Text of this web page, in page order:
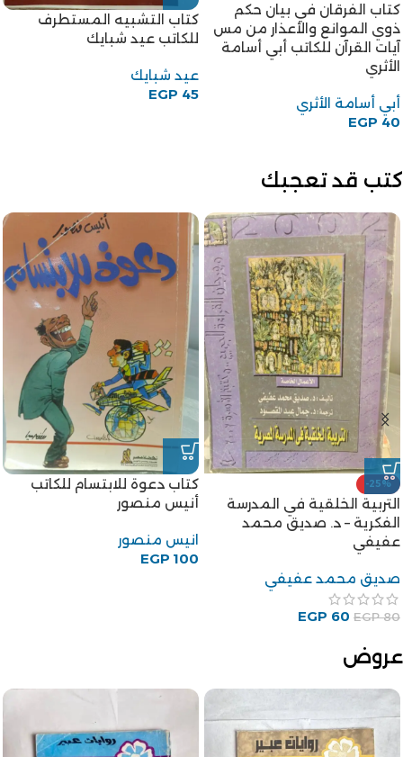
كتاب الفرقان في بيان حكم
ذوي الموانع والأعذار من مس
آيات القرآن للكاتب أبي أسامة
الأثري
أبي أسامة الأثري
EGP 40
كتاب التشبيه المستطرف
للكاتب عيد شبايك
عيد شبايك
EGP 45
كتب قد تعجبك
-25%
التربية الخلقية في المدرسة
الفكرية – د. صديق محمد
عفيفي
صديق محمد عفيفي
EGP80
EGP 60
كتاب دعوة للابتسام للكاتب
أنيس منصور
انيس منصور
EGP 100
عروض